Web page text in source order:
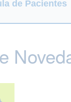
de Pacientes